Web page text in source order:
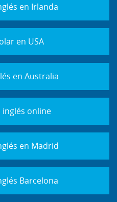
en Irlanda
en USA
en Australia
inglés online
en Madrid
Barcelona